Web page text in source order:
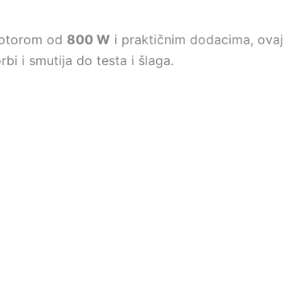
od 800 W i praktičnim dodacima,
i smutija do testa i šlaga.